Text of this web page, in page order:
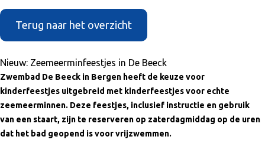
Terug naar het overzicht
Nieuw: Zeemeerminfeestjes in De Beeck
Zwembad De Beeck in Bergen heeft de keuze voor
kinderfeestjes uitgebreid met kinderfeestjes voor echte
zeemeerminnen. Deze feestjes, inclusief instructie en gebruik
van een staart, zijn te reserveren op zaterdagmiddag op de uren
dat het bad geopend is voor vrijzwemmen.